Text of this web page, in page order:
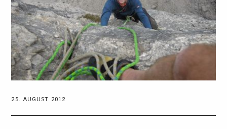
25. AUGUST 2012